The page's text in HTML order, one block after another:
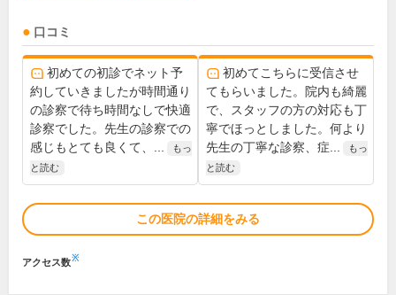
口コミ
初めての初診でネット予
約していきましたが時間通り
の診察で待ち時間なしで快適
診察でした。先生の診察での
感じもとても良くて、...
もっ
と読む
初めてこちらに受信させ
てもらいました。院内も綺麗
で、スタッフの方の対応も丁
寧でほっとしました。何より
先生の丁寧な診察、症...
もっ
と読む
この医院の詳細をみる
アクセス数※